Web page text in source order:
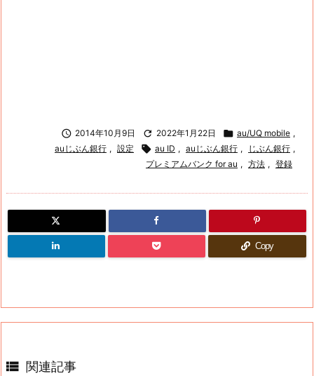
 2014年10月9日  2022年1月22日  au/UQ mobile ,
auじぶん銀行 , 設定  au ID , auじぶん銀行 , じぶん銀行 ,
プレミアムバンク for au , 方法 , 登録
Copy
 関連記事